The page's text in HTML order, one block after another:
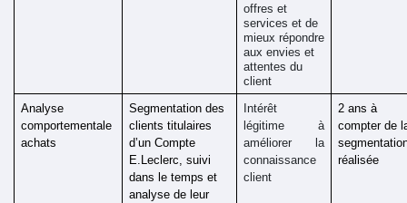
offres et
services et de
mieux répondre
aux envies et
attentes du
client
Analyse
comportementale
achats
Segmentation des
clients titulaires
d’un Compte
E.Leclerc, suivi
dans le temps et
analyse de leur
Intérêt
légitime  à
améliorer la
connaissance
client
2 ans à
compter de
réalisée